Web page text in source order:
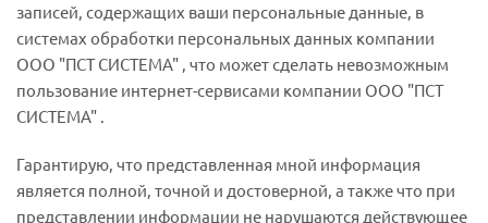
записей, содержащих ваши персональные данные, в
системах обработки персональных данных компании
ООО "ПСТ СИСТЕМА" , что может сделать невозможным
пользование интернет-сервисами компании ООО "ПСТ
СИСТЕМА" .
Гарантирую, что представленная мной информация
является полной, точной и достоверной, а также что при
представлении информации не нарушаются действующее